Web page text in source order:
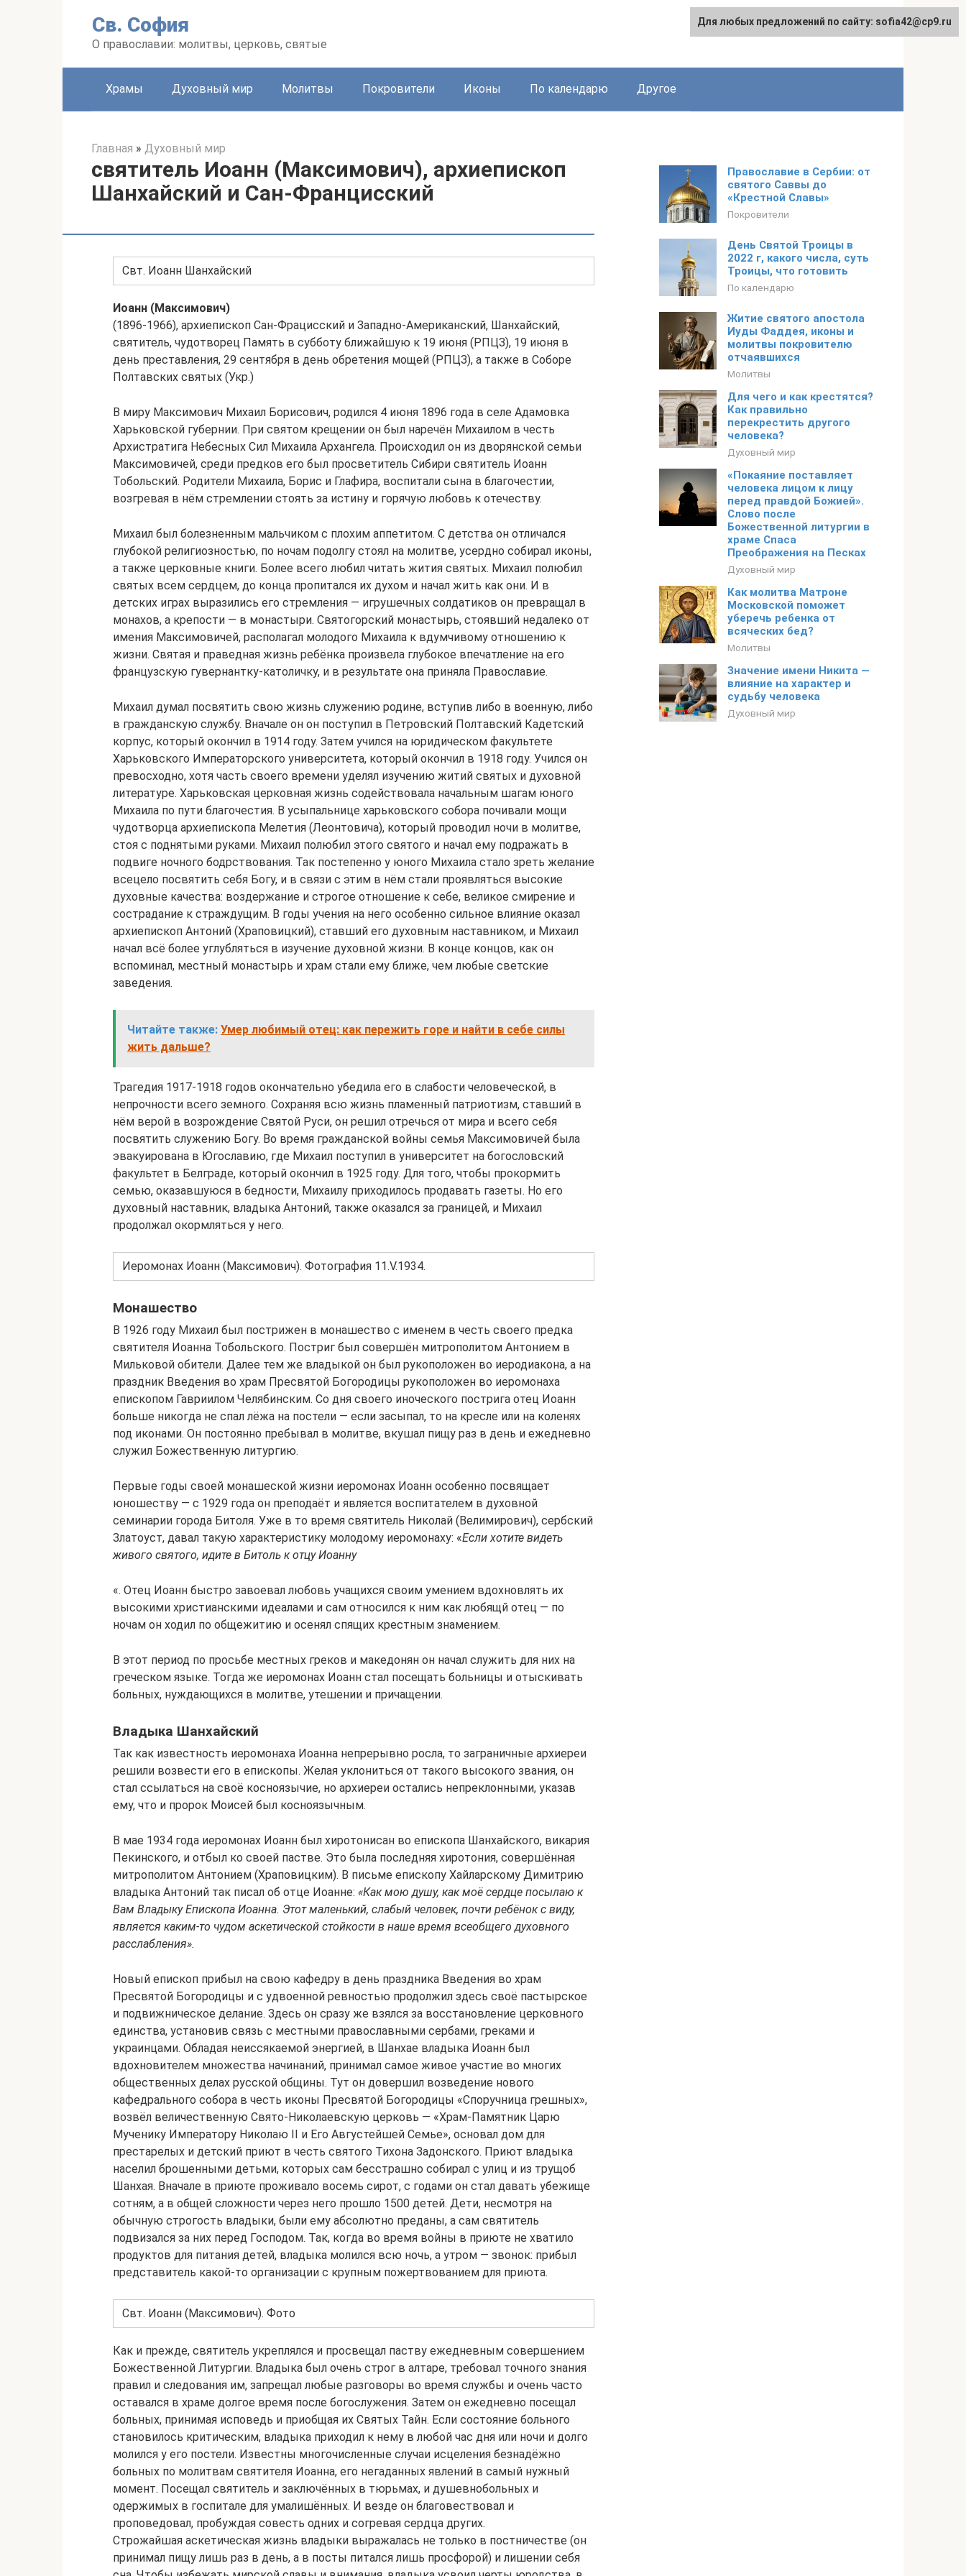
Св. София
О православии: молитвы, церковь, святые
Храмы Духовный мир Молитвы Покровители Иконы По календарю Другое
Главная » Духовный мир
святитель Иоанн (Максимович), архиепископ
Шанхайский и Сан-Францисский
Свт. Иоанн Шанхайский
Иоанн (Максимович)
(1896-1966), архиепископ Сан-Фрацисский и Западно-Американский, Шанхайский,
святитель, чудотворец Память в субботу ближайшую к 19 июня (РПЦЗ), 19 июня в
день преставления, 29 сентября в день обретения мощей (РПЦЗ), а также в Соборе
Полтавских святых (Укр.)
В миру Максимович Михаил Борисович, родился 4 июня 1896 года в селе Адамовка
Харьковской губернии. При святом крещении он был наречён Михаилом в честь
Архистратига Небесных Сил Михаила Архангела. Происходил он из дворянской семьи
Максимовичей, среди предков его был просветитель Сибири святитель Иоанн
Тобольский. Родители Михаила, Борис и Глафира, воспитали сына в благочестии,
возгревая в нём стремлении стоять за истину и горячую любовь к отечеству.
Михаил был болезненным мальчиком с плохим аппетитом. С детства он отличался
глубокой религиозностью, по ночам подолгу стоял на молитве, усердно собирал иконы,
а также церковные книги. Более всего любил читать жития святых. Михаил полюбил
святых всем сердцем, до конца пропитался их духом и начал жить как они. И в
детских играх выразились его стремления — игрушечных солдатиков он превращал в
монахов, а крепости — в монастыри. Святогорский монастырь, стоявший недалеко от
имения Максимовичей, располагал молодого Михаила к вдумчивому отношению к
жизни. Святая и праведная жизнь ребёнка произвела глубокое впечатление на его
французскую гувернантку-католичку, и в результате она приняла Православие.
Михаил думал посвятить свою жизнь служению родине, вступив либо в военную, либо
в гражданскую службу. Вначале он он поступил в Петровский Полтавский Кадетский
корпус, который окончил в 1914 году. Затем учился на юридическом факультете
Харьковского Императорского университета, который окончил в 1918 году. Учился он
превосходно, хотя часть своего времени уделял изучению житий святых и духовной
литературе. Харьковская церковная жизнь содействовала начальным шагам юного
Михаила по пути благочестия. В усыпальнице харьковского собора почивали мощи
чудотворца архиепископа Мелетия (Леонтовича), который проводил ночи в молитве,
стоя с поднятыми руками. Михаил полюбил этого святого и начал ему подражать в
подвиге ночного бодрствования. Так постепенно у юного Михаила стало зреть желание
всецело посвятить себя Богу, и в связи с этим в нём стали проявляться высокие
духовные качества: воздержание и строгое отношение к себе, великое смирение и
сострадание к страждущим. В годы учения на него особенно сильное влияние оказал
архиепископ Антоний (Храповицкий), ставший его духовным наставником, и Михаил
начал всё более углубляться в изучение духовной жизни. В конце концов, как он
вспоминал, местный монастырь и храм стали ему ближе, чем любые светские
заведения.
Читайте также: Умер любимый отец: как пережить горе и найти в себе силы
жить дальше?
Трагедия 1917-1918 годов окончательно убедила его в слабости человеческой, в
непрочности всего земного. Сохраняя всю жизнь пламенный патриотизм, ставший в
нём верой в возрождение Святой Руси, он решил отречься от мира и всего себя
посвятить служению Богу. Во время гражданской войны семья Максимовичей была
эвакуирована в Югославию, где Михаил поступил в университет на богословский
факультет в Белграде, который окончил в 1925 году. Для того, чтобы прокормить
семью, оказавшуюся в бедности, Михаилу приходилось продавать газеты. Но его
духовный наставник, владыка Антоний, также оказался за границей, и Михаил
продолжал окормляться у него.
Иеромонах Иоанн (Максимович). Фотография 11.V.1934.
Монашество
В 1926 году Михаил был пострижен в монашество с именем в честь своего предка
святителя Иоанна Тобольского. Постриг был совершён митрополитом Антонием в
Мильковой обители. Далее тем же владыкой он был рукоположен во иеродиакона, а на
праздник Введения во храм Пресвятой Богородицы рукоположен во иеромонаха
епископом Гавриилом Челябинским. Со дня своего иноческого пострига отец Иоанн
больше никогда не спал лёжа на постели — если засыпал, то на кресле или на коленях
под иконами. Он постоянно пребывал в молитве, вкушал пищу раз в день и ежедневно
служил Божественную литургию.
Первые годы своей монашеской жизни иеромонах Иоанн особенно посвящает
юношеству — с 1929 года он преподаёт и является воспитателем в духовной
семинарии города Битоля. Уже в то время святитель Николай (Велимирович), сербский
Златоуст, давал такую характеристику молодому иеромонаху: «Если хотите видеть
живого святого, идите в Битоль к отцу Иоанну
«. Отец Иоанн быстро завоевал любовь учащихся своим умением вдохновлять их
высокими христианскими идеалами и сам относился к ним как любящй отец — по
ночам он ходил по общежитию и осенял спящих крестным знамением.
В этот период по просьбе местных греков и македонян он начал служить для них на
греческом языке. Тогда же иеромонах Иоанн стал посещать больницы и отыскивать
больных, нуждающихся в молитве, утешении и причащении.
Владыка Шанхайский
Так как известность иеромонаха Иоанна непрерывно росла, то заграничные архиереи
решили возвести его в епископы. Желая уклониться от такого высокого звания, он
стал ссылаться на своё косноязычие, но архиереи остались непреклонными, указав
ему, что и пророк Моисей был косноязычным.
В мае 1934 года иеромонах Иоанн был хиротонисан во епископа Шанхайского, викария
Пекинского, и отбыл ко своей пастве. Это была последняя хиротония, совершённая
митрополитом Антонием (Храповицким). В письме епископу Хайларскому Димитрию
владыка Антоний так писал об отце Иоанне: «Как мою душу, как моё сердце посылаю к
Вам Владыку Епископа Иоанна. Этот маленький, слабый человек, почти ребёнок с виду,
является каким-то чудом аскетической стойкости в наше время всеобщего духовного
расслабления».
Новый епископ прибыл на свою кафедру в день праздника Введения во храм
Пресвятой Богородицы и с удвоенной ревностью продолжил здесь своё пастырское
и подвижническое делание. Здесь он сразу же взялся за восстановление церковного
единства, установив связь с местными православными сербами, греками и
украинцами. Обладая неиссякаемой энергией, в Шанхае владыка Иоанн был
вдохновителем множества начинаний, принимал самое живое участие во многих
общественных делах русской общины. Тут он довершил возведение нового
кафедрального собора в честь иконы Пресвятой Богородицы «Споручница грешных»,
возвёл величественную Свято-Николаевскую церковь — «Храм-Памятник Царю
Мученику Императору Николаю II и Его Августейшей Семье», основал дом для
престарелых и детский приют в честь святого Тихона Задонского. Приют владыка
населил брошенными детьми, которых сам бесстрашно собирал с улиц и из трущоб
Шанхая. Вначале в приюте проживало восемь сирот, с годами он стал давать убежище
сотням, а в общей сложности через него прошло 1500 детей. Дети, несмотря на
обычную строгость владыки, были ему абсолютно преданы, а сам святитель
подвизался за них перед Господом. Так, когда во время войны в приюте не хватило
продуктов для питания детей, владыка молился всю ночь, а утром — звонок: прибыл
представитель какой-то организации с крупным пожертвованием для приюта.
Свт. Иоанн (Максимович). Фото
Как и прежде, святитель укреплялся и просвещал паству ежедневным совершением
Божественной Литургии. Владыка был очень строг в алтаре, требовал точного знания
правил и следования им, запрещал любые разговоры во время службы и очень часто
оставался в храме долгое время после богослужения. Затем он ежедневно посещал
больных, принимая исповедь и приобщая их Святых Тайн. Если состояние больного
становилось критическим, владыка приходил к нему в любой час дня или ночи и долго
молился у его постели. Известны многочисленные случаи исцеления безнадёжно
больных по молитвам святителя Иоанна, его негаданных явлений в самый нужный
момент. Посещал святитель и заключённых в тюрьмах, и душевнобольных и
одержимых в госпитале для умалишённых. И везде он благовествовал и
проповедовал, пробуждая совесть одних и согревая сердца других.
Строжайшая аскетическая жизнь владыки выражалась не только в постничестве (он
принимал пищу лишь раз в день, а в посты питался лишь просфорой) и лишении себя
Православие в Сербии: от
святого Саввы до
«Крестной Славы»
Покровители
День Святой Троицы в
2022 г, какого числа, суть
Троицы, что готовить
По календарю
Житие святого апостола
Иуды Фаддея, иконы и
молитвы покровителю
отчаявшихся
Молитвы
Для чего и как крестятся?
Как правильно
перекрестить другого
человека?
Духовный мир
«Покаяние поставляет
человека лицом к лицу
перед правдой Божией».
Слово после
Божественной литургии в
храме Спаса
Преображения на Песках
Духовный мир
Как молитва Матроне
Московской поможет
уберечь ребенка от
всяческих бед?
Молитвы
Значение имени Никита —
влияние на характер и
судьбу человека
Духовный мир
Для любых предложений по сайту: sofia42@cp9.ru